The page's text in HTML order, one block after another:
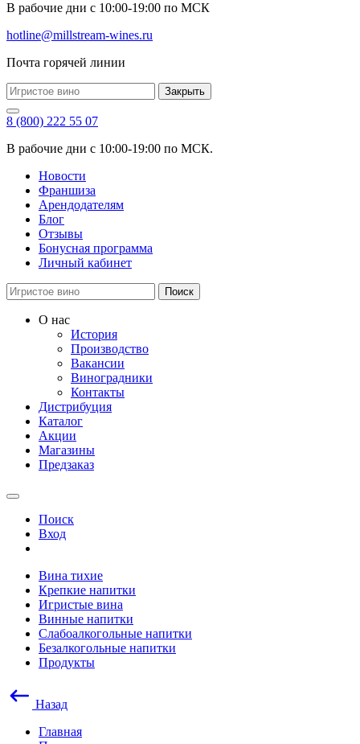
В рабочие дни с 10:00-19:00 по МСК
hotline@millstream-wines.ru
Почта горячей линии
Закрыть
8 (800) 222 55 07
В рабочие дни с 10:00-19:00 по МСК.
Новости
Франшиза
Арендодателям
Блог
Отзывы
Бонусная программа
Личный кабинет
Поиск
О нас
История
Производство
Вакансии
Виноградники
Контакты
Дистрибуция
Каталог
Акции
Магазины
Предзаказ
Поиск
Вход
Вина тихие
Крепкие напитки
Игристые вина
Винные напитки
Слабоалкогольные напитки
Безалкогольные напитки
Продукты
Назад
Главная